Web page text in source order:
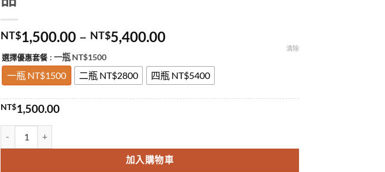
NT$1,500.00 – NT$5,400.00價
範
圍：
選擇優惠套餐 : 一瓶 NT$1500
一瓶 NT$1500 二瓶 NT$2800 四瓶 NT$5400
清除
NT$1,500.00
加入購物車